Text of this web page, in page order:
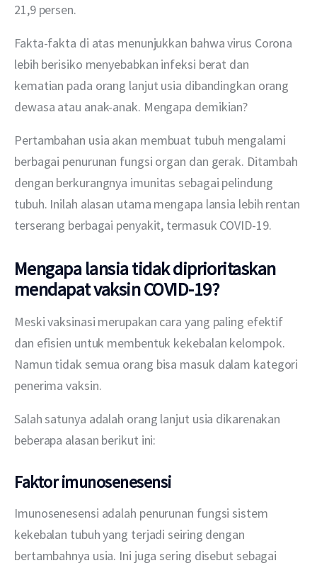
21,9 persen.
Fakta-fakta di atas menunjukkan bahwa virus Corona
lebih berisiko menyebabkan infeksi berat dan
kematian pada orang lanjut usia dibandingkan orang
dewasa atau anak-anak. Mengapa demikian?
Pertambahan usia akan membuat tubuh mengalami
berbagai penurunan fungsi organ dan gerak. Ditambah
dengan berkurangnya imunitas sebagai pelindung
tubuh. Inilah alasan utama mengapa lansia lebih rentan
terserang berbagai penyakit, termasuk COVID-19.
Mengapa lansia tidak diprioritaskan
mendapat vaksin COVID-19?
Meski vaksinasi merupakan cara yang paling efektif
dan efisien untuk membentuk kekebalan kelompok.
Namun tidak semua orang bisa masuk dalam kategori
penerima vaksin.
Salah satunya adalah orang lanjut usia dikarenakan
beberapa alasan berikut ini:
Faktor imunosenesensi
Imunosenesensi adalah penurunan fungsi sistem
kekebalan tubuh yang terjadi seiring dengan
bertambahnya usia. Ini juga sering disebut sebagai